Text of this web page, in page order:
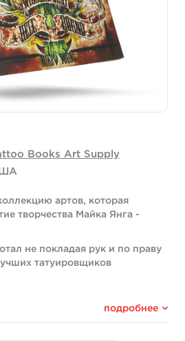
Books Art Supply
артов, которая
творчества Майка Янга -
не покладая рук и по праву
татуировщиков
– вы очень много потеряли.
подробнее